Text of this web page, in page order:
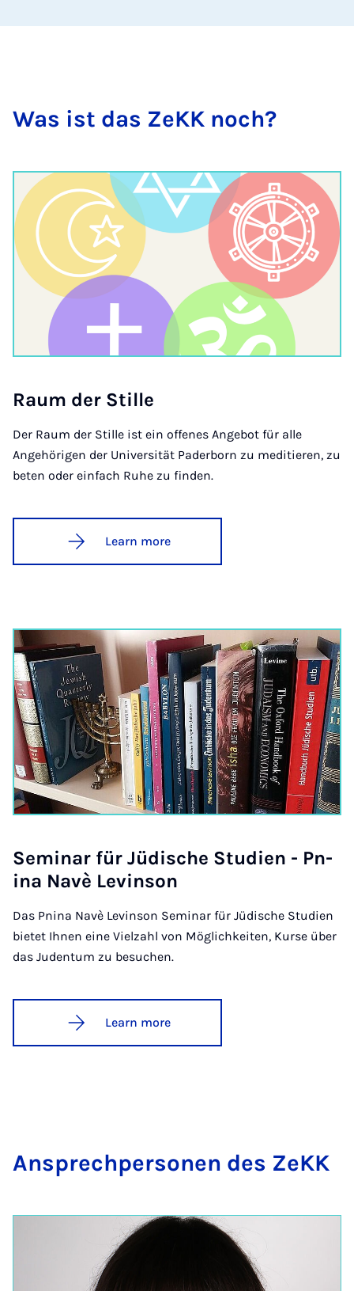
Was ist das ZeKK noch?
Raum der Stille
Der Raum der Stille ist ein offenes Angebot für alle
Angehörigen der Universität Paderborn zu meditieren, zu
beten oder einfach Ruhe zu finden.
Learn more
Sem­in­ar für Jüdis­che Stud­i­en - Pn­
ina Navè Lev­in­son
Das Pnina Navè Levinson Seminar für Jüdische Studien
bietet Ihnen eine Vielzahl von Möglichkeiten, Kurse über
das Judentum zu besuchen.
Learn more
An­s­prech­per­son­en des ZeKK